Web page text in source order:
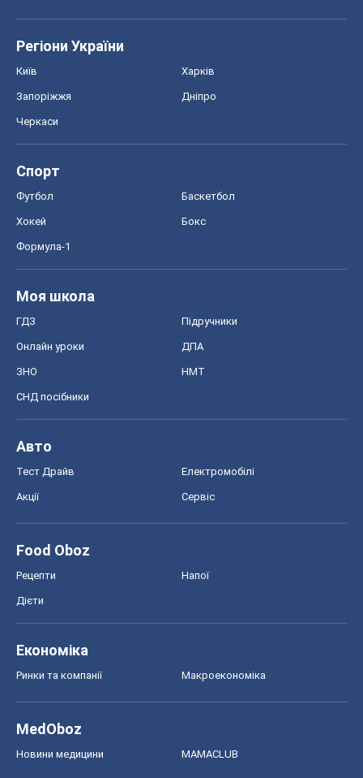
Регіони України
Київ Харків
Запоріжжя Дніпро
Черкаси
Спорт
Футбол Баскетбол
Хокей Бокс
Формула-1
Моя школа
ГДЗ Підручники
Онлайн уроки ДПА
ЗНО НМТ
СНД посібники
Авто
Тест Драйв Електромобілі
Акції Сервіс
Food Oboz
Рецепти Напої
Дієти
Економіка
Ринки та компанії Макроекономіка
MedOboz
Новини медицини MAMACLUB